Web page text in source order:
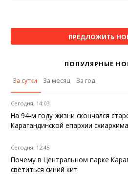
ПРЕДЛОЖИТЬ
ПОПУЛЯРНЫЕ
За сутки
За месяц За год
Сегодня, 14:03
На 94-м году жизни скончался
Карагандинской епархии
Сегодня, 12:45
Почему в Центральном парке
светиться синий кит